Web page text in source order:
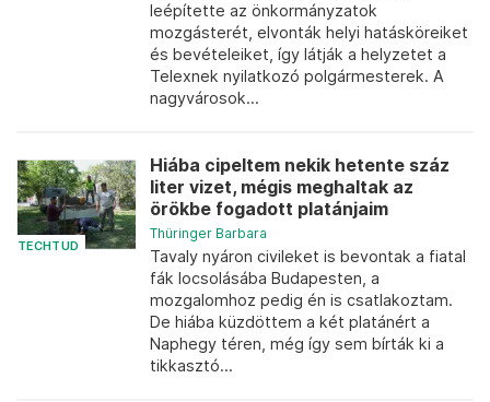
leépítette az önkormányzatok
mozgásterét, elvonták helyi hatásköreiket
és bevételeiket, így látják a helyzetet a
Telexnek nyilatkozó polgármesterek. A
nagyvárosok...
TECHTUD
Hiába cipeltem nekik hetente száz
liter vizet, mégis meghaltak az
örökbe fogadott platánjaim
Thüringer Barbara
Tavaly nyáron civileket is bevontak a fiatal
fák locsolásába Budapesten, a
mozgalomhoz pedig én is csatlakoztam.
De hiába küzdöttem a két platánért a
Naphegy téren, még így sem bírták ki a
tikkasztó...